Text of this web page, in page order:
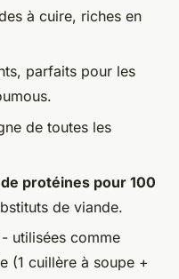
à cuire, riches en
parfaits pour les
de toutes les
protéines pour 100
de viande.
- utilisées comme
(1 cuillère à soupe +